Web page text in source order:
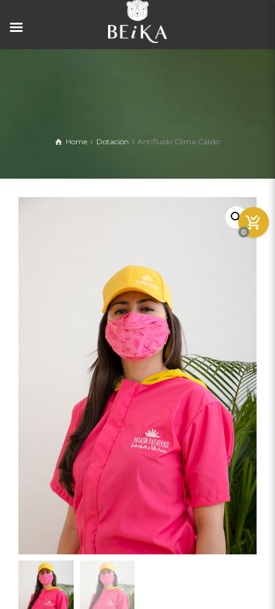
Home Dotación Antifluido Clima Cálido
0